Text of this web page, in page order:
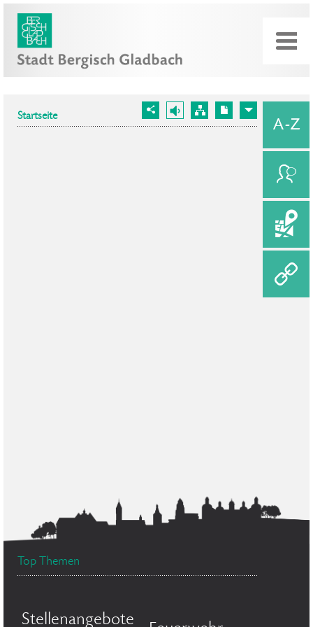
Startseite
Top Themen
Stellenangebote